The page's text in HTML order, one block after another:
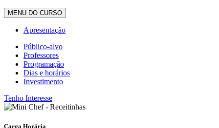
MENU DO CURSO
Apresentação
Público-alvo
Professores
Programação
Dias e horários
Investimento
Tenho Interesse
Carga Horária